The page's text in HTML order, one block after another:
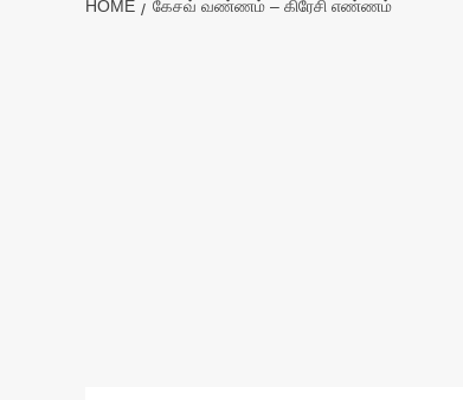
HOME கேசவ் வண்ணம் – கிரேசி எண்ணம்